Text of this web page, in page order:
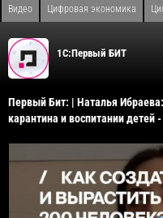
Видео Цифровая экономика
1С:Первый БИТ
Первый Бит: | Наталья
карантина и воспитании детей -